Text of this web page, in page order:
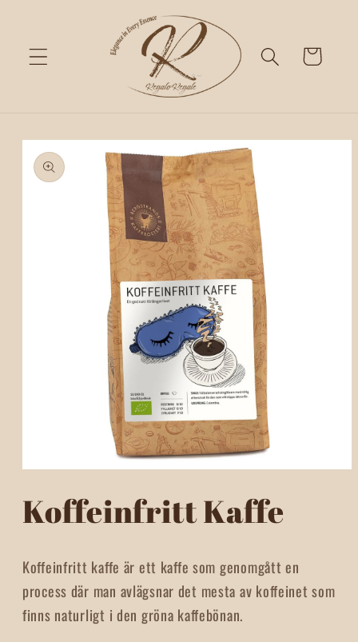
Cart
Skip to
product
information
1
modal
Koffeinfritt Kaffe
Koffeinfritt kaffe är ett kaffe som genomgått en
process där man avlägsnar det mesta av koffeinet som
finns naturligt i den gröna kaffebönan.